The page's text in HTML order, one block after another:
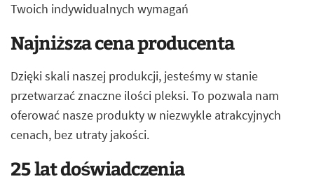
Twoich indywidualnych wymagań
Najniższa cena producenta
Dzięki skali naszej produkcji, jesteśmy w stanie
przetwarzać znaczne ilości pleksi. To pozwala nam
oferować nasze produkty w niezwykle atrakcyjnych
cenach, bez utraty jakości.
25 lat doświadczenia